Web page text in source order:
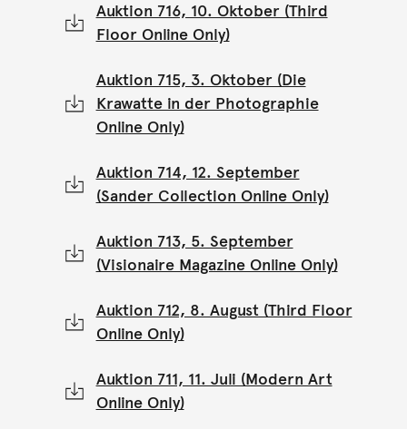
Auktion 716, 10. Oktober (Third
Floor Online Only)
Auktion 715, 3. Oktober (Die
Krawatte in der Photographie
Online Only)
Auktion 714, 12. September
(Sander Collection Online Only)
Auktion 713, 5. September
(Visionaire Magazine Online Only)
Auktion 712, 8. August (Third Floor
Online Only)
Auktion 711, 11. Juli (Modern Art
Online Only)